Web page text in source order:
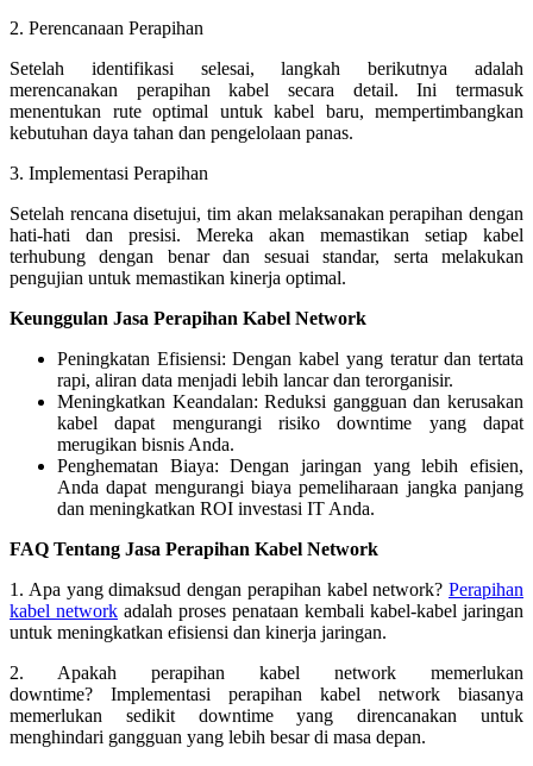
2. Perencanaan Perapihan
Setelah identifikasi selesai, langkah berikutnya adalah
merencanakan perapihan kabel secara detail. Ini termasuk
menentukan rute optimal untuk kabel baru, mempertimbangkan
kebutuhan daya tahan dan pengelolaan panas.
3. Implementasi Perapihan
Setelah rencana disetujui, tim akan melaksanakan perapihan dengan
hati-hati dan presisi. Mereka akan memastikan setiap kabel
terhubung dengan benar dan sesuai standar, serta melakukan
pengujian untuk memastikan kinerja optimal.
Keunggulan Jasa Perapihan Kabel Network
Peningkatan Efisiensi: Dengan kabel yang teratur dan tertata
rapi, aliran data menjadi lebih lancar dan terorganisir.
Meningkatkan Keandalan: Reduksi gangguan dan kerusakan
kabel dapat mengurangi risiko downtime yang dapat
merugikan bisnis Anda.
Penghematan Biaya: Dengan jaringan yang lebih efisien,
Anda dapat mengurangi biaya pemeliharaan jangka panjang
dan meningkatkan ROI investasi IT Anda.
FAQ Tentang Jasa Perapihan Kabel Network
1. Apa yang dimaksud dengan perapihan kabel network? Perapihan
kabel network adalah proses penataan kembali kabel-kabel jaringan
untuk meningkatkan efisiensi dan kinerja jaringan.
2. Apakah perapihan kabel network memerlukan
downtime? Implementasi perapihan kabel network biasanya
memerlukan sedikit downtime yang direncanakan untuk
menghindari gangguan yang lebih besar di masa depan.